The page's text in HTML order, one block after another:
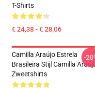
T-Shirts
€ 24,38 - € 28,06
Camilla Araújo Estrela
Brasileira Stijl Camilla
Zweetshirts
-